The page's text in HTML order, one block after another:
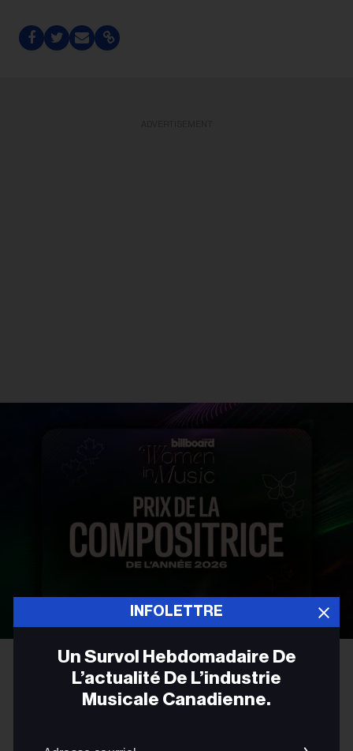
INFOLETTRE
Un Survol Hebdomadaire De
L’actualité De L’industrie
Musicale Canadienne.
FRANÇAIS
Présentation du prix Billboard